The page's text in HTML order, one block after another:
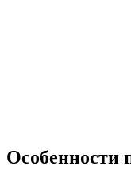
Особенности